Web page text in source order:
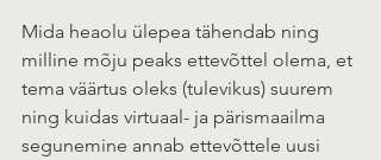
Mida heaolu ülepea tähendab ning
milline mõju peaks ettevõttel olema, et
tema väärtus oleks (tulevikus) suurem
ning kuidas virtuaal- ja pärismaailma
segunemine annab ettevõttele uusi